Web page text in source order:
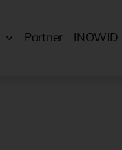
Partner INOWID